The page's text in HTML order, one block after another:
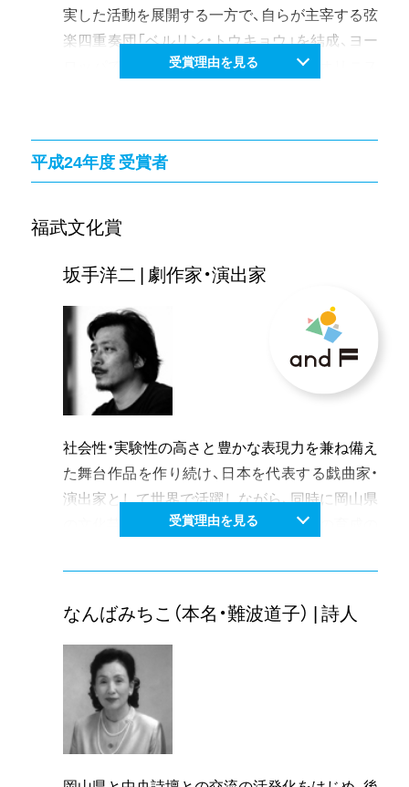
実した活動を展開する一方で、自らが主宰する弦
楽四重奏団「ベルリン・トウキョウ」を結成、ヨー
ロッパでは高い評価を得ているヴァイオリニス
が期待されている。
受賞理由を見る
平成24年度 受賞者
福武文化賞
坂手洋二 | 劇作家・演出家
社会性・実験性の高さと豊かな表現力を兼ね備え
た舞台作品を作り続け、日本を代表する戯曲家・
演出家として世界で活躍しながら、同時に岡山県
の文化芸術の発展向上、普及及び担い手の育成の
されている。
受賞理由を見る
なんばみちこ（本名・難波道子） | 詩人